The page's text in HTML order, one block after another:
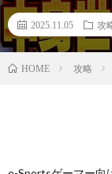
2025.11.05 攻
HOME 攻略